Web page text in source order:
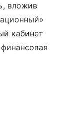
вложив
кабинет